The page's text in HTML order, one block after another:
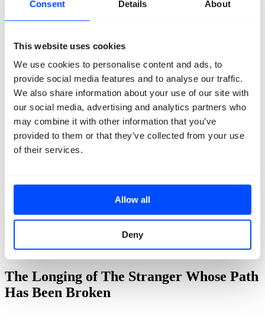
Consent Details About
This website uses cookies
We use cookies to personalise content and ads, to
provide social media features and to analyse our traffic.
We also share information about your use of our site with
our social media, advertising and analytics partners who
may combine it with other information that you’ve
provided to them or that they’ve collected from your use
of their services.
Allow all
Deny
Contact
terug
Rehab Eldalil
The Longing of The Stranger Whose Path
Has Been Broken